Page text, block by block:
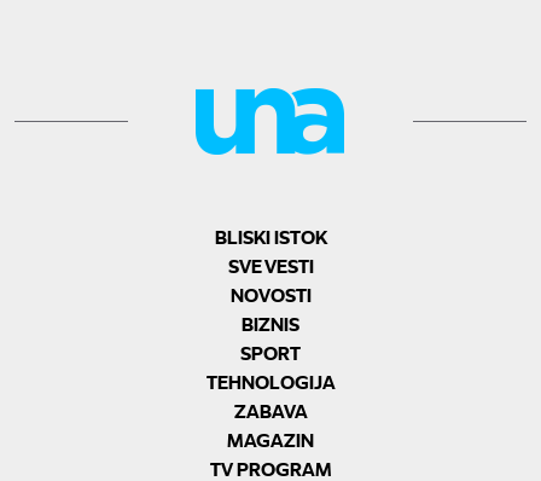
BLISKI ISTOK
SVE VESTI
NOVOSTI
BIZNIS
SPORT
TEHNOLOGIJA
ZABAVA
MAGAZIN
TV PROGRAM